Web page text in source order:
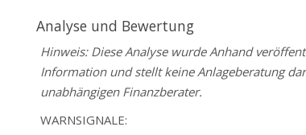
Analyse und Bewertung
Hinweis: Diese Analyse wurde Anhand
Information und stellt keine Anlageberatung
unabhängigen Finanzberater.
WARNSIGNALE: